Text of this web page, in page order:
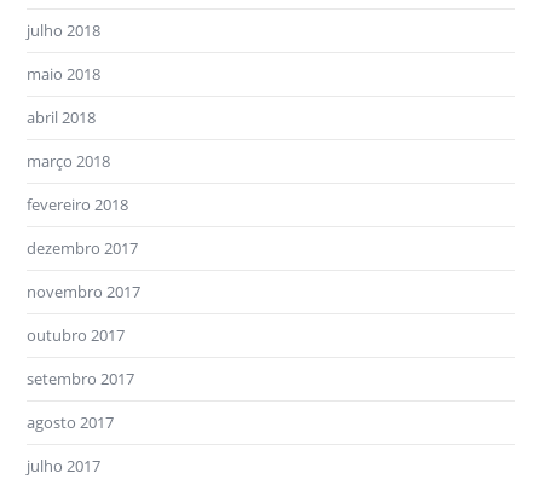
julho 2018
maio 2018
abril 2018
março 2018
fevereiro 2018
dezembro 2017
novembro 2017
outubro 2017
setembro 2017
agosto 2017
julho 2017